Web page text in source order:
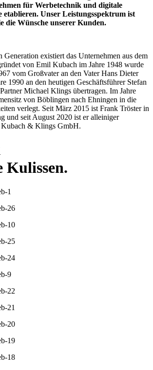
für Werbetechnik und digitale
Unser Leistungsspektrum ist
die Wünsche unserer Kunden.
Generation existiert das Unternehmen aus dem
von Emil Kubach im Jahre 1948 wurde
vom Großvater an den Vater Hans Dieter
1990 an den heutigen Geschäftsführer Stefan
Michael Klings übertragen. Im Jahre
von Böblingen nach Ehningen in die
verlegt. Seit März 2015 ist Frank Tröster in
und seit August 2020 ist er alleiniger
Kubach & Klings GmbH.
Kulissen.